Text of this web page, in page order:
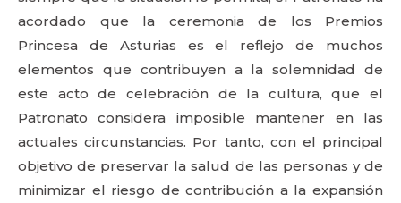
acordado que la ceremonia de los Premios
Princesa de Asturias es el reflejo de muchos
elementos que contribuyen a la solemnidad de
este acto de celebración de la cultura, que el
Patronato considera imposible mantener en las
actuales circunstancias. Por tanto, con el principal
objetivo de preservar la salud de las personas y de
minimizar el riesgo de contribución a la expansión